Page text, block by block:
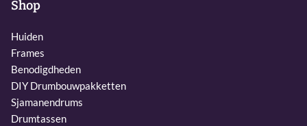
Shop
Huiden
Frames
Benodigdheden
DIY Drumbouwpakketten
Sjamanendrums
Drumtassen